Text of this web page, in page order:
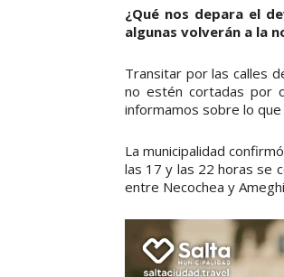
¿Qué nos depara el
algunas volverán a la
Transitar por las calles
no estén cortadas por
informamos sobre lo
La municipalidad
las 17 y las 22 horas se
entre Necochea y